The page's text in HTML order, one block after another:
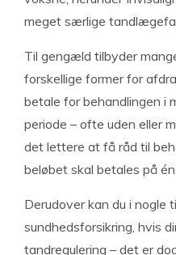
meget særlige
Til gengæld tilbyder
forskellige former for
betale for behandlingen i
periode – ofte uden eller
det lettere at få råd til
beløbet skal betales på
Derudover kan du i
sundhedsforsikring, hvis
tandregulering – det er